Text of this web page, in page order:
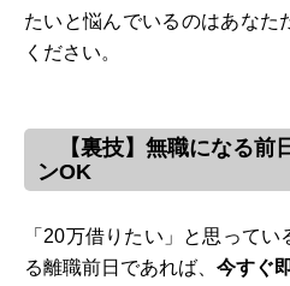
たいと悩んでいるのはあなた
ください。
【裏技】無職になる前
ンOK
「20万借りたい」と思って
る離職前日であれば、 今すぐ